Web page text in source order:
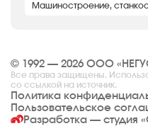
Машиностроение,
© 1992 — 2026 ООО
Все права защищены.
со ссылкой на источник.
Политика
Пользовательское
Разработка — студия